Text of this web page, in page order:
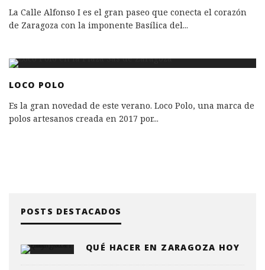
La Calle Alfonso I es el gran paseo que conecta el corazón
de Zaragoza con la imponente Basílica del...
LOCO POLO
Es la gran novedad de este verano. Loco Polo, una marca de
polos artesanos creada en 2017 por...
POSTS DESTACADOS
QUÉ HACER EN ZARAGOZA HOY